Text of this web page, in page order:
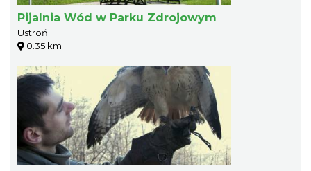
Pijalnia Wód w Parku Zdrojowym
Ustroń
0.35 km